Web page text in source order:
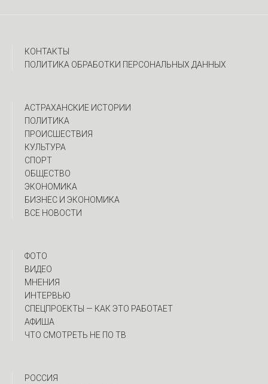
КОНТАКТЫ
ПОЛИТИКА ОБРАБОТКИ ПЕРСОНАЛЬНЫХ ДАННЫХ
АСТРАХАНСКИЕ ИСТОРИИ
ПОЛИТИКА
ПРОИСШЕСТВИЯ
КУЛЬТУРА
СПОРТ
ОБЩЕСТВО
ЭКОНОМИКА
БИЗНЕС И ЭКОНОМИКА
ВСЕ НОВОСТИ
ФОТО
ВИДЕО
МНЕНИЯ
ИНТЕРВЬЮ
CПЕЦПРОЕКТЫ — КАК ЭТО РАБОТАЕТ
АФИША
ЧТО СМОТРЕТЬ НЕ ПО ТВ
РОССИЯ